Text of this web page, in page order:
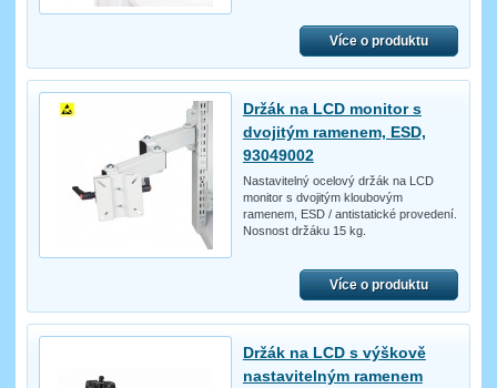
Více o produktu
Držák na LCD monitor s
dvojitým ramenem, ESD,
93049002
Nastavitelný ocelový držák na LCD
monitor s dvojitým kloubovým
ramenem, ESD / antistatické provedení.
Nosnost držáku 15 kg.
Více o produktu
Držák na LCD s výškově
nastavitelným ramenem